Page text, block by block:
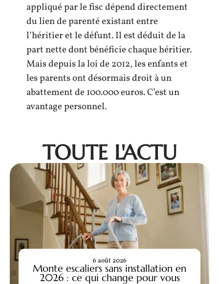
appliqué par le fisc dépend directement
du lien de parenté existant entre
l’héritier et le défunt. Il est déduit de la
part nette dont bénéficie chaque héritier.
Mais depuis la loi de 2012, les enfants et
les parents ont désormais droit à un
abattement de 100.000 euros. C’est un
avantage personnel.
TOUTE L'ACTU
Monte escaliers sans installation en
2026 : ce qui change pour vous
6 août 2026